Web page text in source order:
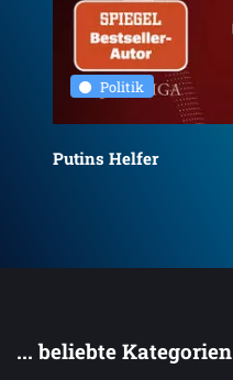
Politik
Putins Helfer
... beliebte Kategorien